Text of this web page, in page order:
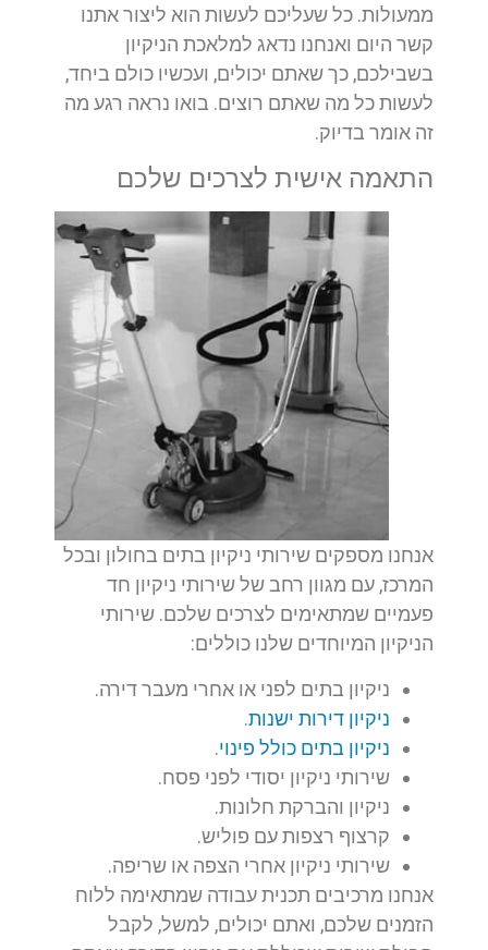
ממעולות. כל שעליכם לעשות הוא ליצור אתנו
קשר היום ואנחנו נדאג למלאכת הניקיון
בשבילכם, כך שאתם יכולים, ועכשיו כולם ביחד,
לעשות כל מה שאתם רוצים. בואו נראה רגע מה
זה אומר בדיוק.
התאמה אישית לצרכים שלכם
אנחנו מספקים שירותי ניקיון בתים בחולון ובכל
המרכז, עם מגוון רחב של שירותי ניקיון חד
פעמיים שמתאימים לצרכים שלכם. שירותי
הניקיון המיוחדים שלנו כוללים:
ניקיון בתים לפני או אחרי מעבר דירה.
ניקיון דירות ישנות.
ניקיון בתים כולל פינוי.
שירותי ניקיון יסודי לפני פסח.
ניקיון והברקת חלונות.
קרצוף רצפות עם פוליש.
שירותי ניקיון אחרי הצפה או שריפה.
אנחנו מרכיבים תכנית עבודה שמתאימה ללוח
הזמנים שלכם, ואתם יכולים, למשל, לקבל